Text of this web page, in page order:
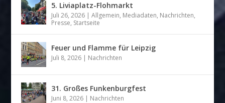
5. Liviaplatz-Flohmarkt
Juli 26, 2026 |Allgemein, Mediadaten, Nachrichten,
Presse, Startseite
Feuer und Flamme für Leipzig
Juli 8, 2026 | Nachrichten
31. Großes Funkenburgfest
Juni 8, 2026 | Nachrichten